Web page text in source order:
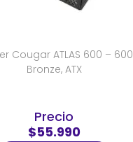
Cougar ATLAS 600 –
Bronze, ATX
Precio
$55.990